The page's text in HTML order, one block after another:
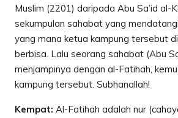
Muslim (2201) daripada Abu Sa’id al-
sekumpulan sahabat yang
yang mana ketua kampung tersebut
berbisa. Lalu seorang sahabat (Abu
menjampinya dengan al-Fatihah,
kampung tersebut. Subhanallah!
Kempat: Al-Fatihah adalah nur